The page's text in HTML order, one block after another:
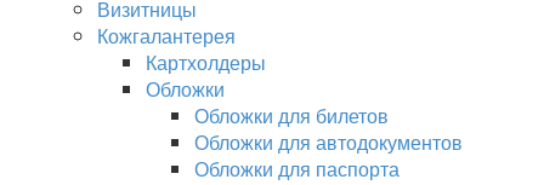
Визитницы
Кожгалантерея
Картхолдеры
Обложки
Обложки для билетов
Обложки для автодокументов
Обложки для паспорта